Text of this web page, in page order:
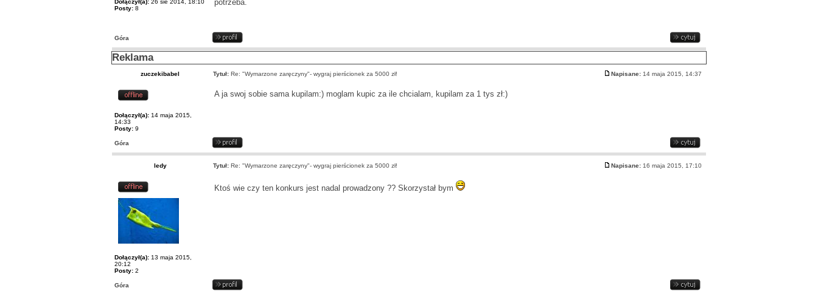
Dołączył(a): 26 sie 2014, 18:10
Posty: 8
potrzeba.
Góra
Reklama
zuczekibabel Tytuł: Re: "Wymarzone zaręczyny"- wygraj pierścionek za 5000 zł! Napisane: 14 maja 2015, 14:37
Dołączył(a): 14 maja 2015,
14:33
Posty: 9
A ja swoj sobie sama kupilam:) moglam kupic za ile chcialam, kupilam za 1 tys zł:)
Góra
ledy Tytuł: Re: "Wymarzone zaręczyny"- wygraj pierścionek za 5000 zł! Napisane: 16 maja 2015, 17:10
Dołączył(a): 13 maja 2015,
20:12
Posty: 2
Ktoś wie czy ten konkurs jest nadal prowadzony ?? Skorzystał bym
Góra